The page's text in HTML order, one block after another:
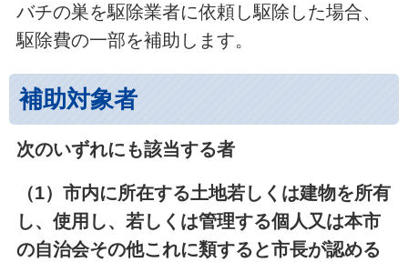
バチの巣を駆除業者に依頼し駆除した場合、
駆除費の一部を補助します。
補助対象者
次のいずれにも該当する者
（1）市内に所在する土地若しくは建物を所有
し、使用し、若しくは管理する個人又は本市
の自治会その他これに類すると市長が認める